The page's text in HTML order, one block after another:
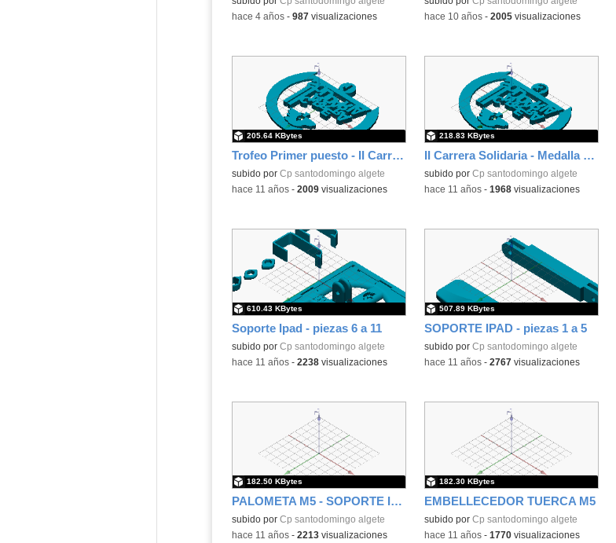
-hace 4 años- 987visualizaciones -hace 10 años- 2005visualizaciones
Trofeo Primer puesto - II Carrera Solidaria
subido por Cp santodomingo algete
205.64 KBytes
-hace 11 años- 2009visualizaciones
II Carrera Solidaria - Medalla 3er puesto
subido por Cp santodomingo algete
218.83 KBytes
-hace 11 años- 1968visualizaciones
Soporte Ipad - piezas 6 a 11
subido por Cp santodomingo algete
610.43 KBytes
-hace 11 años- 2238visualizaciones
SOPORTE IPAD - piezas 1 a 5
subido por Cp santodomingo algete
507.89 KBytes
-hace 11 años- 2767visualizaciones
PALOMETA M5 - SOPORTE IPAD
subido por Cp santodomingo algete
182.50 KBytes
-hace 11 años- 2213visualizaciones
EMBELLECEDOR TUERCA M5
subido por Cp santodomingo algete
182.30 KBytes
-hace 11 años- 1770visualizaciones